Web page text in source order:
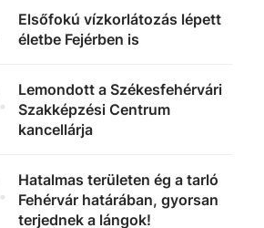
Elsőfokú vízkorlátozás lépett
életbe Fejérben is
.
Lemondott a Székesfehérvári
Szakképzési Centrum
kancellárja
.
Hatalmas területen ég a tarló
Fehérvár határában, gyorsan
terjednek a lángok!